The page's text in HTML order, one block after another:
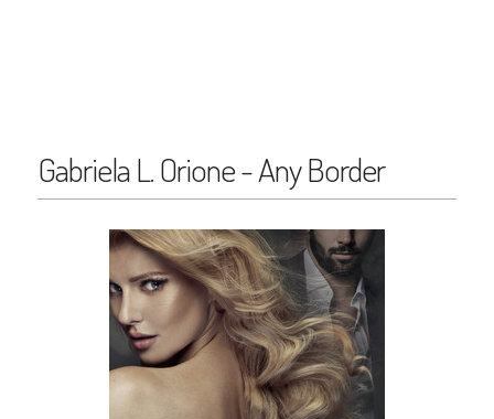
Gabriela L. Orione - Any Border